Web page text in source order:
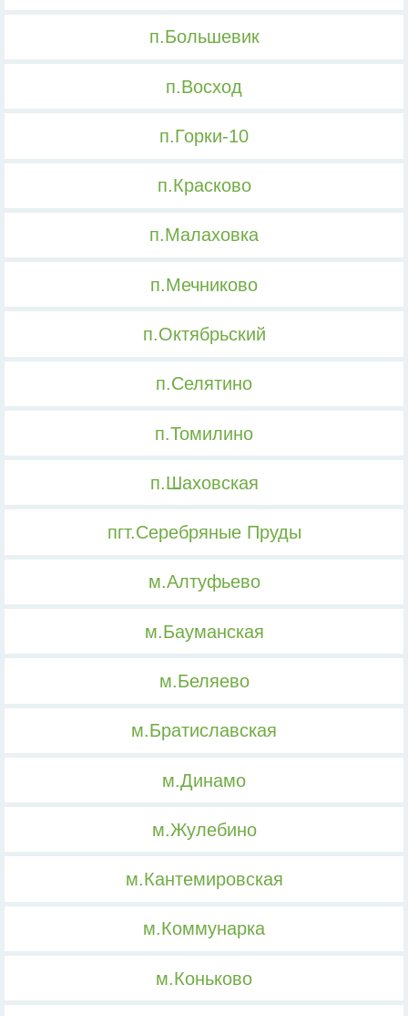
п.Большевик
п.Восход
п.Горки-10
п.Красково
п.Малаховка
п.Мечниково
п.Октябрьский
п.Селятино
п.Томилино
п.Шаховская
пгт.Серебряные Пруды
м.Алтуфьево
м.Бауманская
м.Беляево
м.Братиславская
м.Динамо
м.Жулебино
м.Кантемировская
м.Коммунарка
м.Коньково